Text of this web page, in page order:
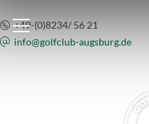
+49-(0)8234/ 56 21
info@golfclub-augsburg.de